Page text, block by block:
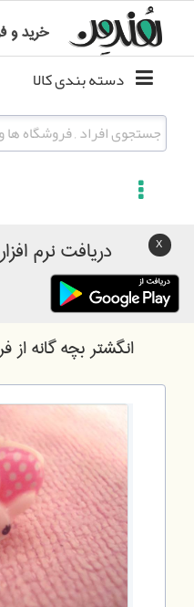
خرید و
دریافت نرم
انگشتر بچه گانهاز